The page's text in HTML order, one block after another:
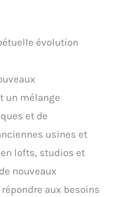
évolution
un mélange
et de
usines et
lofts, studios et
nouveaux
aux besoins